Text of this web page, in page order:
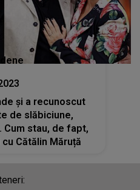
și a recunoscut
de slăbiciune,
Cum stau, de fapt,
Cătălin Măruță